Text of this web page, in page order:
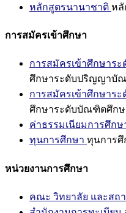
หลักสูตรนานาชาติ หลั
การสมัครเข้าศึกษา
การสมัครเข้าศึกษา
ศึกษาระดับปริญญาบั
การสมัครเข้าศึกษาร
ศึกษาระดับบัณฑิตศึกษ
ค่าธรรมเนียมการศึกษ
ทุนการศึกษา ทุนการศึ
หน่วยงานการศึกษา
คณะ วิทยาลัย และสถ